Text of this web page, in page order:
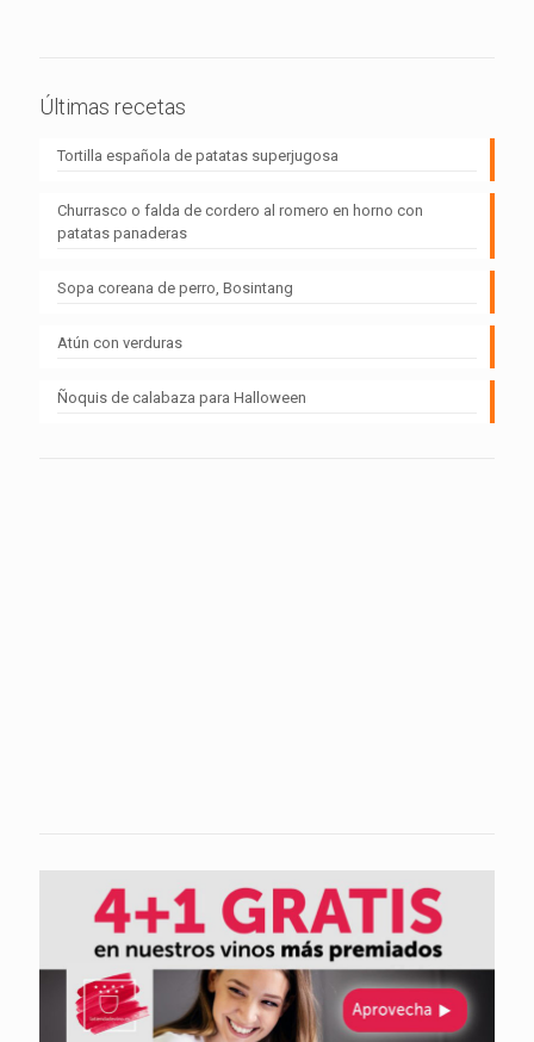
Últimas recetas
Tortilla española de patatas superjugosa
Churrasco o falda de cordero al romero en horno con
patatas panaderas
Sopa coreana de perro, Bosintang
Atún con verduras
Ñoquis de calabaza para Halloween